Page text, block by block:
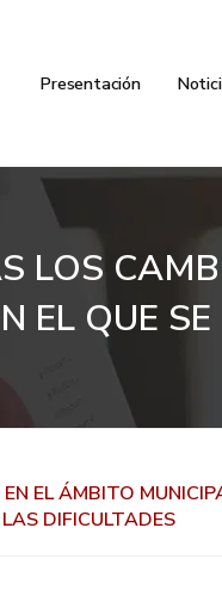
Presentación
LOS
EL QUE
EL ÁMBITO
DIFICULTADES